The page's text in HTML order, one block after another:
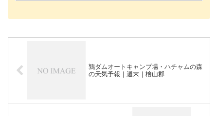
鶉ダムオートキャンプ場・ハチャムの森
の天気予報｜週末｜檜山郡